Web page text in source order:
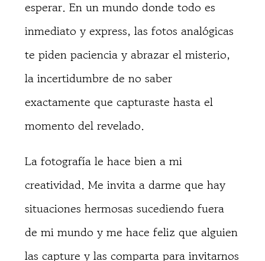
esperar. En un mundo donde todo es
inmediato y express, las fotos analógicas
te piden paciencia y abrazar el misterio,
la incertidumbre de no saber
exactamente que capturaste hasta el
momento del revelado.
La fotografía le hace bien a mi
creatividad. Me invita a darme que hay
situaciones hermosas sucediendo fuera
de mi mundo y me hace feliz que alguien
las capture y las comparta para invitarnos